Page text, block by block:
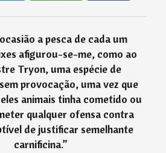
a pesca de cada um
afigurou-se-me, como ao
Tryon, uma espécie de
provocação, uma vez que
animais tinha cometido ou
qualquer ofensa contra
de justificar semelhante
carnificina.”